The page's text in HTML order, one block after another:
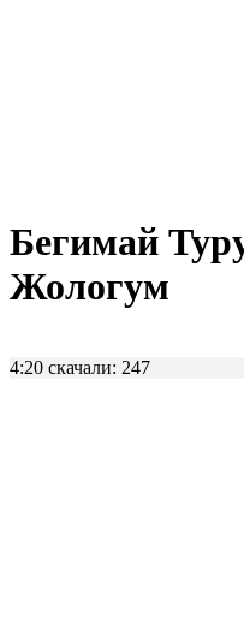
Бегимай
Жологум
4:20 скачали: 247